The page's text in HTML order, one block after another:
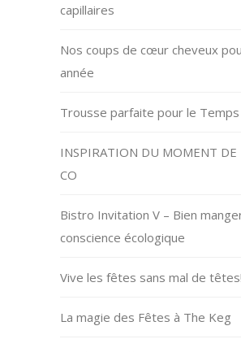
capillaires
Nos coups de cœur cheveux
année
Trousse parfaite pour le
INSPIRATION DU MOMENT DE
CO
Bistro Invitation V – Bien
conscience écologique
Vive les fêtes sans mal de têtes!
La magie des Fêtes à The Keg